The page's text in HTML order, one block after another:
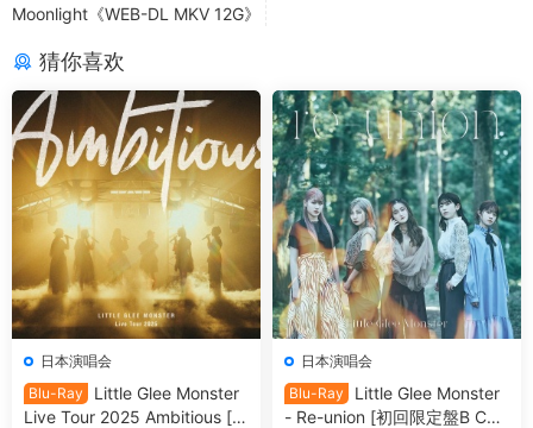
Moonlight《WEB-DL MKV 12G》
猜你喜欢
日本演唱会
Blu-Ray
Little Glee Monster
Live Tour 2025 Ambitious [自
日本演唱会
Blu-Ray
Little Glee Monster
- Re-union [初回限定盤B CD